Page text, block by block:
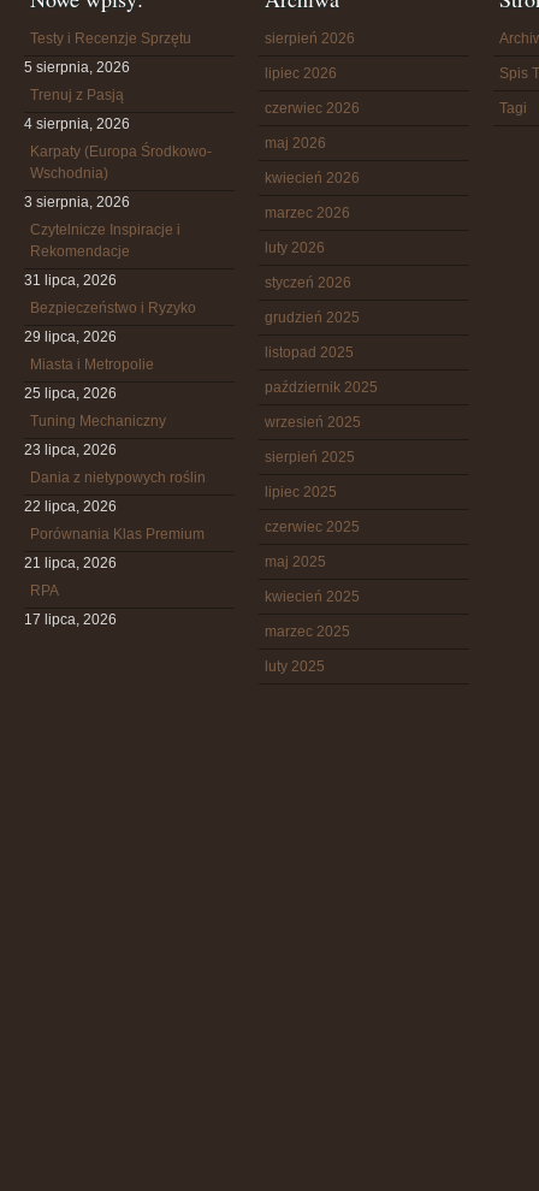
Testy i Recenzje Sprzętu
5 sierpnia, 2026
Trenuj z Pasją
4 sierpnia, 2026
Karpaty (Europa Środkowo-
Wschodnia)
3 sierpnia, 2026
Czytelnicze Inspiracje i
Rekomendacje
31 lipca, 2026
Bezpieczeństwo i Ryzyko
29 lipca, 2026
Miasta i Metropolie
25 lipca, 2026
Tuning Mechaniczny
23 lipca, 2026
Dania z nietypowych roślin
22 lipca, 2026
Porównania Klas Premium
21 lipca, 2026
RPA
17 lipca, 2026
sierpień 2026
lipiec 2026
czerwiec 2026
maj 2026
kwiecień 2026
marzec 2026
luty 2026
styczeń 2026
grudzień 2025
listopad 2025
październik 2025
wrzesień 2025
sierpień 2025
lipiec 2025
czerwiec 2025
maj 2025
kwiecień 2025
marzec 2025
luty 2025
Spis
Tagi